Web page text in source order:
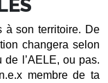
à son territoire. De
changera selon
de l’AELE, ou pas.
membre de ta